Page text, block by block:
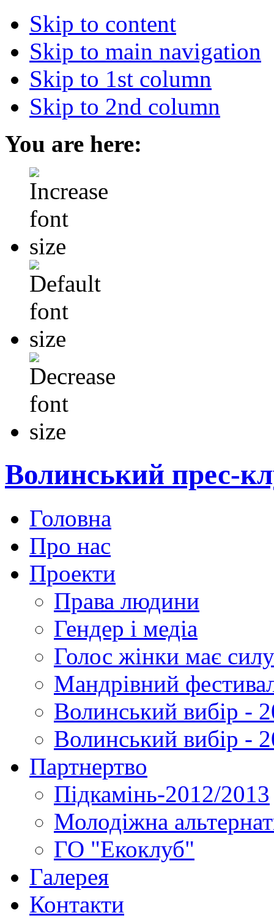
Skip to content
Skip to main navigation
Skip to 1st column
Skip to 2nd column
You are here:
Волинський прес-
Головна
Про нас
Проекти
Права людини
Гендер і медіа
Голос жінки має
Мандрівний
Волинський вибір -
Волинський вибір -
Партнертво
Підкамінь-2012/2013
Молодіжна
ГО "Екоклуб"
Галерея
Контакти